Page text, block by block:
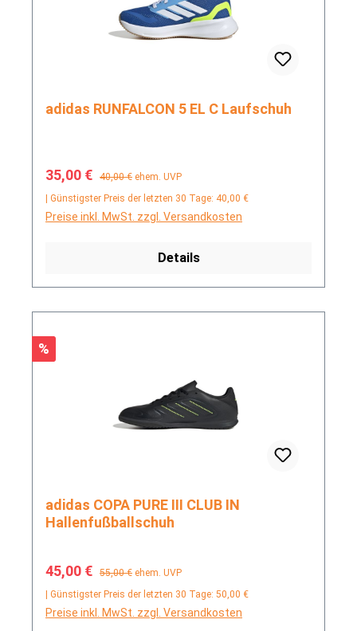
adidas RUNFALCON 5 EL C Laufschuh
Verkaufspreis:
35,00 € Regulärer Preis:
40,00 € ehem. UVP
| Günstigster Preis der letzten 30 Tage: 40,00 €
Preise inkl. MwSt. zzgl. Versandkosten
Details
Rabatt
%
adidas COPA PURE III CLUB IN
Hallenfußballschuh
Verkaufspreis:
45,00 € Regulärer Preis:
55,00 € ehem. UVP
| Günstigster Preis der letzten 30 Tage: 50,00 €
Preise inkl. MwSt. zzgl. Versandkosten